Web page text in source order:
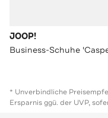
JOOP!
* Unverbindliche
Ersparnis ggü. der UVP,